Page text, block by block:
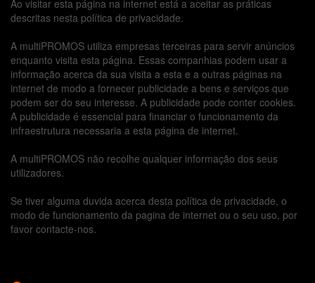
Ao visitar esta página na internet está a aceitar as práticas
descritas nesta política de privacidade.
A multiPROMOS utiliza empresas terceiras para servir anúncios
enquanto visita esta página. Essas companhias podem usar a
informação acerca da sua visita a esta e a outras páginas na
internet de modo a fornecer publicidade a bens e serviços que
podem ser do seu interesse. A publicidade pode conter cookies.
A publicidade é essencial para financiar o funcionamento da
infraestrutura necessaria a esta página de internet.
A multiPROMOS não recolhe qualquer informação dos seus
utilizadores.
Se tiver alguma duvida acerca desta política de privacidade, o
modo de funcionamento da pagina de internet ou o seu uso, por
favor contacte-nos.